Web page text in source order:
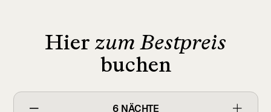
Hier zum Bestpreis
buchen
6 NÄCHTE